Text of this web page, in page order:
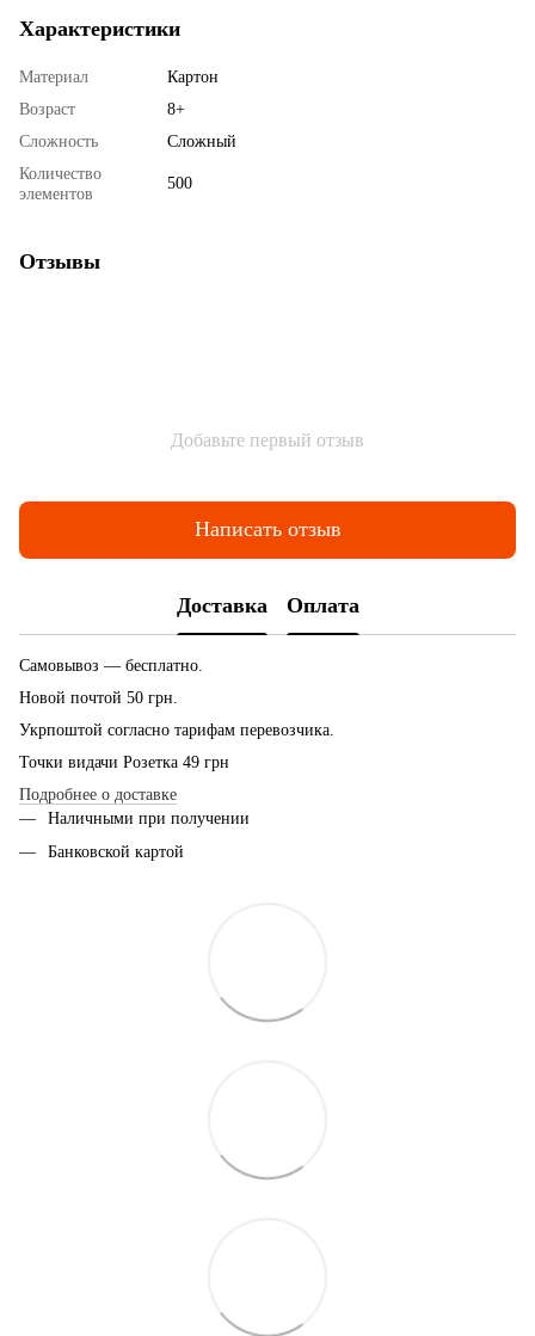
Характеристики
Материал
Картон
Возраст
8+
Сложность
Сложный
Количество
элементов
500
Отзывы
Добавьте первый отзыв
Написать отзыв
Доставка Оплата
Самовывоз — бесплатно.
Новой почтой 50 грн.
Укрпоштой согласно тарифам перевозчика.
Точки видачи Розетка 49 грн
Подробнее о доставке
Наличными при получении
Банковской картой